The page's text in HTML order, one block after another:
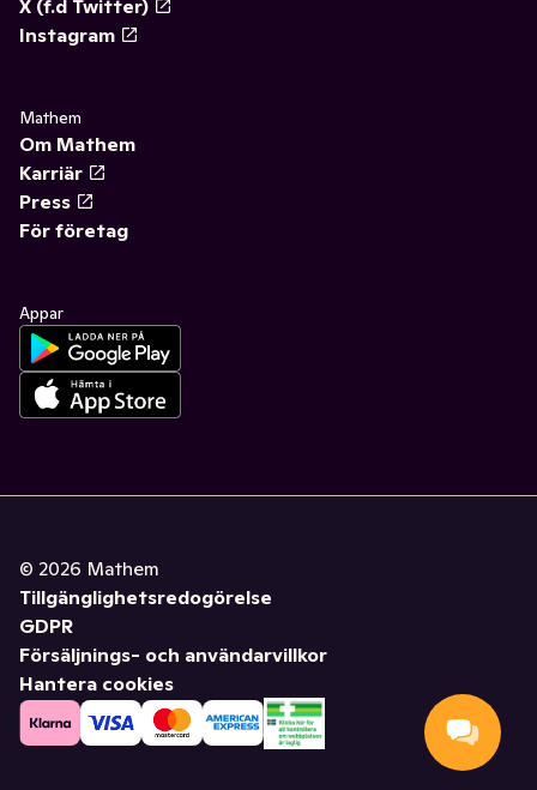
X (f.d Twitter)
Instagram
Mathem
Om Mathem
Karriär
Press
För företag
Appar
© 2026 Mathem
Tillgänglighetsredogörelse
GDPR
Försäljnings- och användarvillkor
Hantera cookies